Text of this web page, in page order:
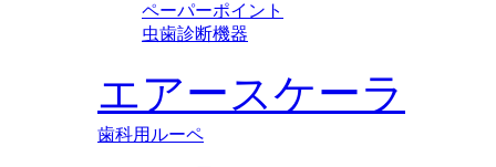
ペーパーポイント
虫歯診断機器
エアースケーラ
歯科用ルーペ